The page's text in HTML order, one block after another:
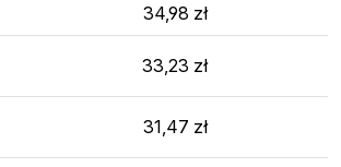
34,98 zł
33,23 zł
31,47 zł